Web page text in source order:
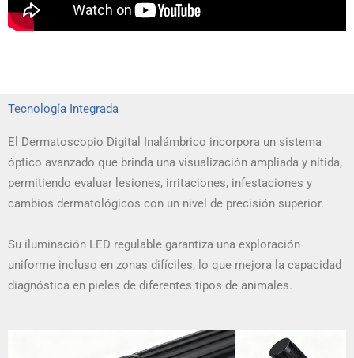
Tecnología Integrada
El Dermatoscopio Digital Inalámbrico incorpora un sistema
óptico avanzado que brinda una visualización ampliada y nítida,
permitiendo evaluar lesiones, irritaciones, infestaciones y
cambios dermatológicos con un nivel de precisión superior.
Su iluminación LED regulable garantiza una exploración
uniforme incluso en zonas difíciles, lo que mejora la capacidad
diagnóstica en pieles de diferentes tipos de animales.